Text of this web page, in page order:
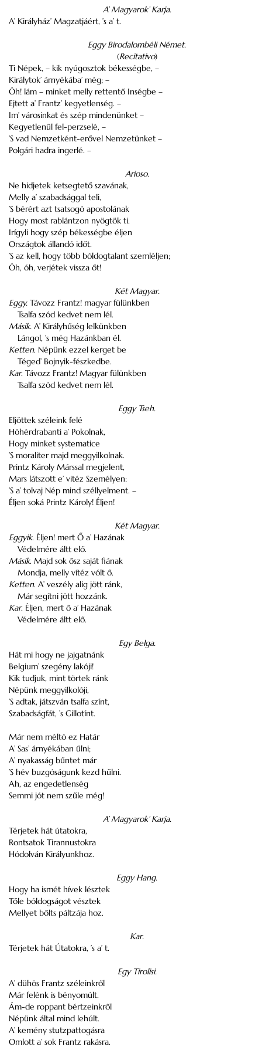
A’ Magyarok’ Karja.
A’ Királyház’ Magzatjáért, ’s a’ t.
Eggy Birodalombéli Német.
(Recitativo)
Ti Népek, – kik nyúgosztok békességbe, –
Királytok’ árnyékába’ még; –
Óh! lám – minket melly rettentő Inségbe –
Ejtett a’ Frantz’ kegyetlenség. –
Im’ városinkat és szép mindenünket –
Kegyetlenűl fel-perzselé, –
’S vad Nemzetként-erővel Nemzetünket –
Polgári hadra ingerlé. –
Arioso.
Ne hidjetek ketsegtető szavának,
Melly a’ szabadsággal teli,
’S bérért azt tsatsogó apostolának
Hogy most rablántzon nyögtök ti.
Irígyli hogy szép békességbe éljen
Országtok állandó időt.
’S az kell, hogy több bóldogtalant szemléljen;
Óh, óh, verjétek vissza őt!
Két Magyar.
Eggy. Távozz Frantz! magyar fülünkben
Tsalfa szód kedvet nem lél.
Másik. A’ Királyhűség lelkünkben
Lángol, ’s még Hazánkban él.
Ketten. Népünk ezzel kerget be
Téged’ Bojnyik-fészkedbe.
Kar. Távozz Frantz! Magyar fülünkben
Tsalfa szód kedvet nem lél.
Eggy Tseh.
Eljöttek széleink felé
Hóhérdrabanti a’ Pokolnak,
Hogy minket systematice
’S moraliter majd meggyilkolnak.
Printz Károly Márssal megjelent,
Mars látszott e’ vitéz Személyen:
’S a’ tolvaj Nép mind széllyelment. –
Éljen soká Printz Károly! Éljen!
Két Magyar.
Eggyik. Éljen! mert Ő a’ Hazának
Védelmére áltt elő.
Másik. Majd sok ősz saját fiának
Mondja, melly vítéz vólt ő.
Ketten. A’ veszély alig jött ránk,
Már segítni jött hozzánk.
Kar. Éljen, mert ő a’ Hazának
Védelmére áltt elő.
Egy Belga.
Hát mi hogy ne jajgatnánk
Belgium’ szegény lakóji!
Kik tudjuk, mint törtek ránk
Népünk meggyilkolóji,
’S adtak, játszván tsalfa színt,
Szabadságfát, ’s Gillotínt.
Már nem méltó ez Határ
A’ Sas’ árnyékában űlni;
A’ nyakasság bűntet már
’S hév buzgóságunk kezd hűlni.
Ah, az engedetlenség
Semmi jót nem szűle még!
A’ Magyarok’ Karja.
Térjetek hát útatokra,
Rontsatok Tirannustokra
Hódolván Királyunkhoz.
Eggy Hang.
Hogy ha ismét hívek lésztek
Tőle bóldogságot vésztek
Mellyet bőlts páltzája hoz.
Kar.
Térjetek hát Útatokra, ’s a’ t.
Egy Tirolisi.
A’ dühös Frantz széleinkről
Már felénk is bényomúlt.
Ám-de roppant bértzeinkről
Népünk által mind lehúlt.
A’ kemény stutzpattogásra
Omlott a’ sok Frantz rakásra.